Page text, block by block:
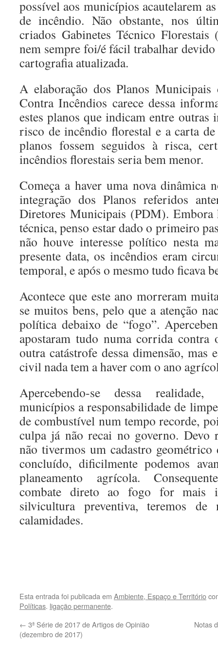
possível aos municípios acautelarem
de incêndio. Não obstante, nos
criados Gabinetes Técnico Florestais
nem sempre foi/é fácil trabalhar
cartografia atualizada.
A elaboração dos Planos Municipais
Contra Incêndios carece dessa
estes planos que indicam entre outras
risco de incêndio florestal e a carta de
planos fossem seguidos à risca,
incêndios florestais seria bem menor.
Começa a haver uma nova dinâmica
integração dos Planos referidos
Diretores Municipais (PDM). Embora
técnica, penso estar dado o primeiro
não houve interesse político nesta
presente data, os incêndios eram
temporal, e após o mesmo tudo ficava
Acontece que este ano morreram
se muitos bens, pelo que a atenção
política debaixo de “fogo”.
apostaram tudo numa corrida contra
outra catástrofe dessa dimensão, mas
civil nada tem a haver com o ano
Apercebendo-se dessa
municípios a responsabilidade de
de combustível num tempo recorde,
culpa já não recai no governo. Devo
não tivermos um cadastro
concluído, dificilmente podemos
planeamento agrícola.
combate direto ao fogo for mais
silvicultura preventiva, teremos
calamidades.
Esta entrada foi publicada em Ambiente, Espaço e Território
Políticas. ligação permanente.
← 3ª Série de 2017 de Artigos de Opinião
(dezembro de 2017)
Notas